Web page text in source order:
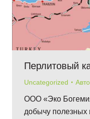
Перлитовый
Uncategorized
ООО «Эко
добычу полезных